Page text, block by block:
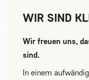
WIR SIND
Wir freuen uns,
sind.
In einem